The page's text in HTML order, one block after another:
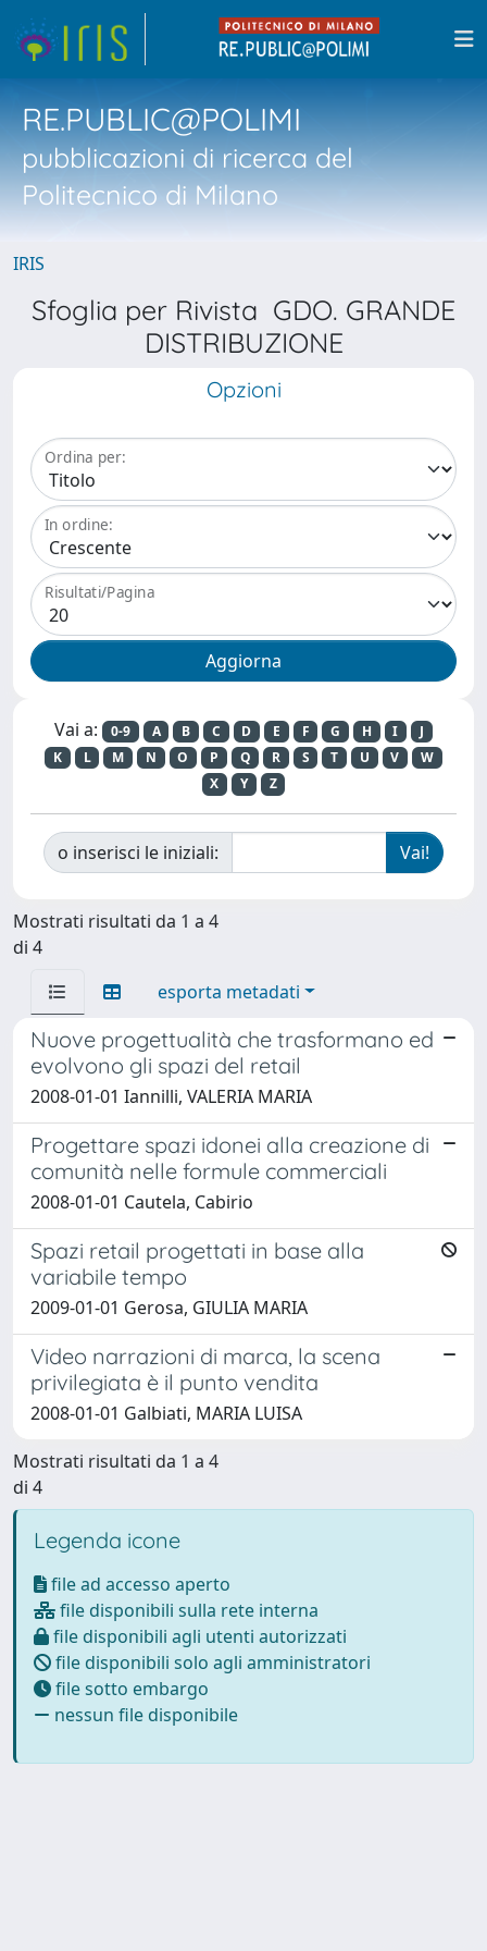
RE.PUBLIC@POLIMI
pubblicazioni di ricerca del
Politecnico di Milano
IRIS
Sfoglia per Rivista GDO. GRANDE
DISTRIBUZIONE
Opzioni
Ordina per:
In ordine:
Risultati/Pagina
Vai a: 0-9 A B C D E F G H I
J
K
L M N O P Q R S T U V
W
X
Y Z
o inserisci le iniziali:
Mostrati risultati da 1 a 4
di 4
esporta metadati
Nuove progettualità che trasformano ed
evolvono gli spazi del retail
2008-01-01 Iannilli, VALERIA MARIA
Progettare spazi idonei alla creazione di
comunità nelle formule commerciali
2008-01-01 Cautela, Cabirio
Spazi retail progettati in base alla
variabile tempo
2009-01-01 Gerosa, GIULIA MARIA
Video narrazioni di marca, la scena
privilegiata è il punto vendita
2008-01-01 Galbiati, MARIA LUISA
Mostrati risultati da 1 a 4
di 4
Legenda icone
file ad accesso aperto
file disponibili sulla rete interna
file disponibili agli utenti autorizzati
file disponibili solo agli amministratori
file sotto embargo
nessun file disponibile